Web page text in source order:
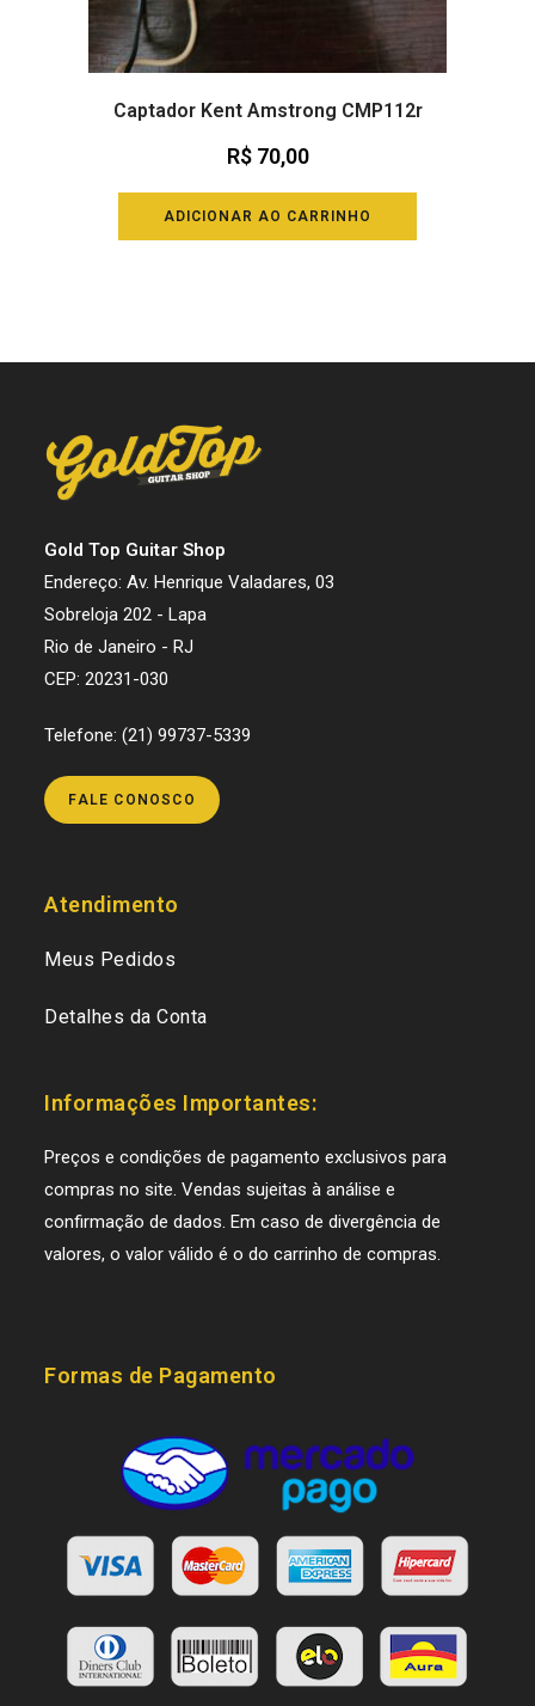
Captador Kent Amstrong CMP112r
R$70,00
ADICIONAR AO CARRINHO
Gold Top Guitar Shop
Endereço: Av. Henrique Valadares, 03
Sobreloja 202 - Lapa
Rio de Janeiro - RJ
CEP: 20231-030
Telefone: (21) 99737-5339
FALE CONOSCO
Atendimento
Meus Pedidos
Detalhes da Conta
Informações Importantes:
Preços e condições de pagamento exclusivos para
compras no site. Vendas sujeitas à análise e
confirmação de dados. Em caso de divergência de
valores, o valor válido é o do carrinho de compras.
Formas de Pagamento